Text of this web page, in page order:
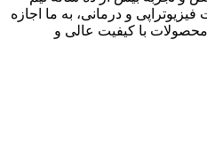
و درمانی، به ما اجازه
با کیفیت عالی و